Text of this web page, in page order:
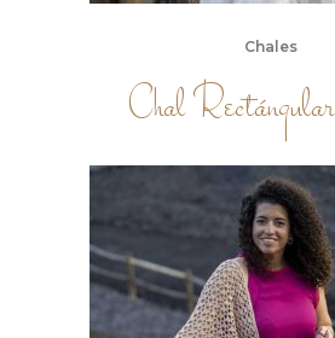
Chales
Chal